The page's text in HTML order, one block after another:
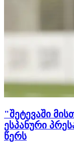
"შეტევაში
ესპანური
წერს